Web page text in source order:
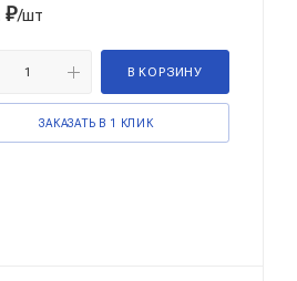
₽/шт
В КОРЗИНУ
ЗАКАЗАТЬ В 1 КЛИК